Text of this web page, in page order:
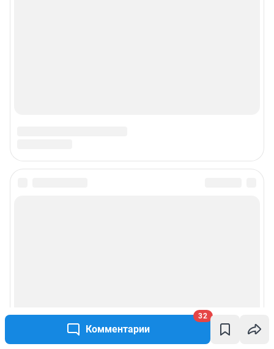
Комментарии
32